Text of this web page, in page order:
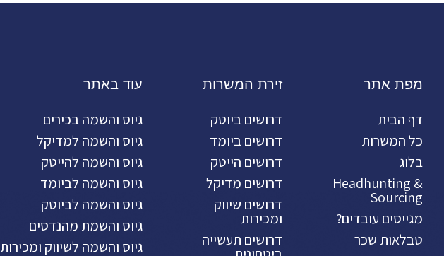
מפת אתר
דף הבית
כל המשרות
בלוג
Headhunting &
Sourcing
מגייסים עובדים?
טבלאות שכר
זירת המשרות
דרושים ביוטק
דרושים ביומד
דרושים הייטק
דרושים מדיקל
דרושים שיווק
ומכירות
דרושים תעשייה
עוד באתר
גיוס והשמה בכירים
גיוס והשמה למדיקל
גיוס והשמה להייטק
גיוס והשמה לביומד
גיוס והשמה לביוטק
גיוס והשמת מהנדסים
גיוס והשמה לשיווק ומכירות